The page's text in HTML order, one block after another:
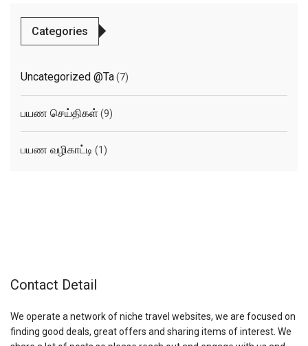
Categories
Uncategorized @ta(7)
பயண செய்திகள் (9)
பயண வழிகாட்டி (1)
Contact Detail
We operate a network of niche travel websites, we are focused on
finding good deals, great offers and sharing items of interest. We